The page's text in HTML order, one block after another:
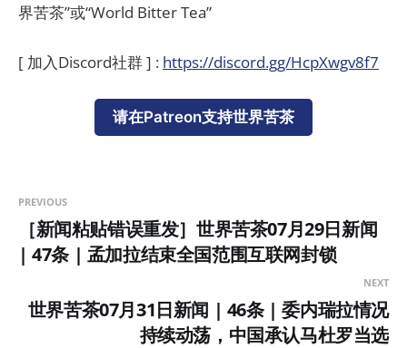
界苦茶”或“World Bitter Tea”
[ 加入Discord社群 ] : https://discord.gg/HcpXwgv8f7
请在Patreon支持世界苦茶
PREVIOUS
［新闻粘贴错误重发］世界苦茶07月29日新闻
| 47条 | 孟加拉结束全国范围互联网封锁
NEXT
世界苦茶07月31日新闻 | 46条 | 委内瑞拉情况
持续动荡，中国承认马杜罗当选